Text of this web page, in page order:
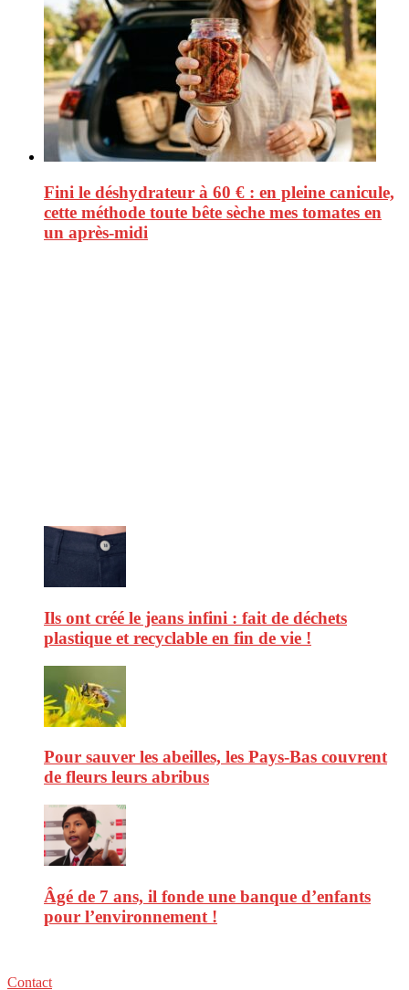
Fini le déshydrateur à 60 € : en pleine canicule,
cette méthode toute bête sèche mes tomates en
un après-midi
Ils ont créé le jeans infini : fait de déchets
plastique et recyclable en fin de vie !
Pour sauver les abeilles, les Pays-Bas couvrent
de fleurs leurs abribus
Âgé de 7 ans, il fonde une banque d’enfants
pour l’environnement !
Contact